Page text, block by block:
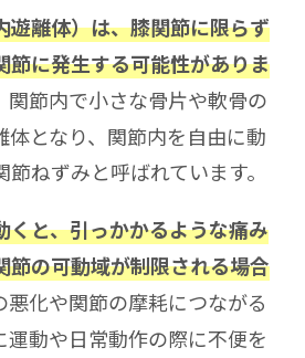
遊離体）は、膝関節に限らず
節に発生する可能性がありま
関節内で小さな骨片や軟骨の
体となり、関節内を自由に動
ねずみと呼ばれています。
くと、引っかかるような痛み
節の可動域が制限される場合
悪化や関節の摩耗につながる
運動や日常動作の際に不便を